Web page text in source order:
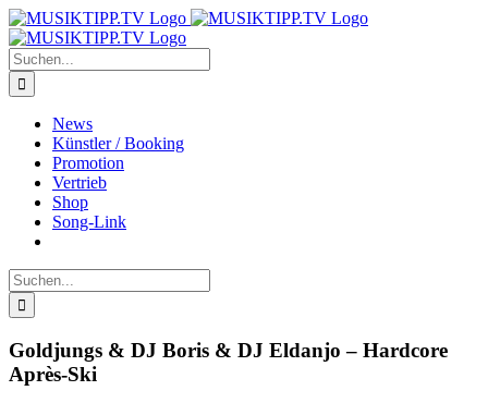
Zum
Inhalt
springen
Suche
nach:
News
Künstler / Booking
Promotion
Vertrieb
Shop
Song-Link
Suche
nach:
Goldjungs & DJ Boris & DJ Eldanjo – Hardcore
Après-Ski